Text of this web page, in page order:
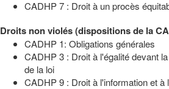
CADHP 7 : Droit à un procès
Droits non violés (dispositions de la
CADHP 1: Obligations générales
CADHP 3 : Droit à l'égalité devant
de la loi
CADHP 9 : Droit à l'information et à